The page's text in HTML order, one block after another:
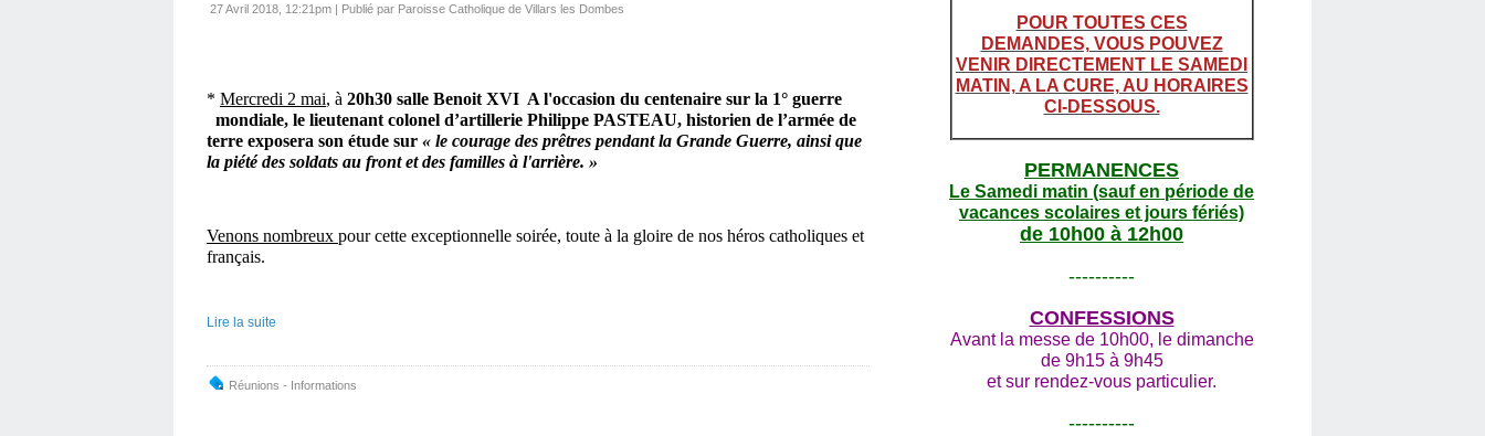
27 Avril 2018, 12:21pm | Publié par Paroisse Catholique de Villars les Dombes
* Mercredi 2 mai, à 20h30 salle Benoit XVI A l'occasion du centenaire sur la 1° guerre
mondiale, le lieutenant colonel d’artillerie Philippe PASTEAU, historien de l’armée de
terre exposera son étude sur « le courage des prêtres pendant la Grande Guerre, ainsi que
la piété des soldats au front et des familles à l'arrière. »
Venons nombreux pour cette exceptionnelle soirée, toute à la gloire de nos héros catholiques et
français.
Lire la suite
Réunions - Informations
POUR TOUTES CES
DEMANDES, VOUS POUVEZ
VENIR DIRECTEMENT LE SAMEDI
MATIN, A LA CURE, AU HORAIRES
CI-DESSOUS.
PERMANENCES
Le Samedi matin (sauf en période de
vacances scolaires et jours fériés)
de 10h00 à 12h00
----------
CONFESSIONS
Avant la messe de 10h00, le dimanche
de 9h15 à 9h45
et sur rendez-vous particulier.
----------